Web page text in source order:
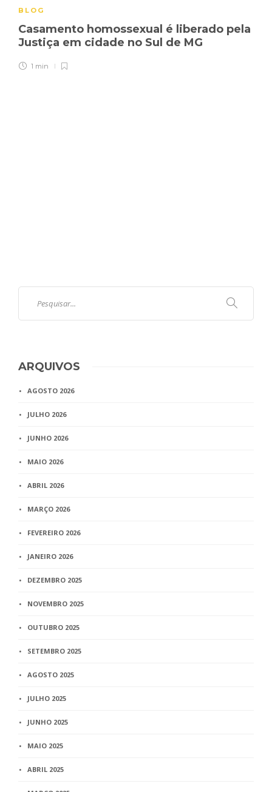
BLOG
Casamento homossexual é liberado pela
Justiça em cidade no Sul de MG
1 min
ARQUIVOS
AGOSTO 2026
JULHO 2026
JUNHO 2026
MAIO 2026
ABRIL 2026
MARÇO 2026
FEVEREIRO 2026
JANEIRO 2026
DEZEMBRO 2025
NOVEMBRO 2025
OUTUBRO 2025
SETEMBRO 2025
AGOSTO 2025
JULHO 2025
JUNHO 2025
MAIO 2025
ABRIL 2025